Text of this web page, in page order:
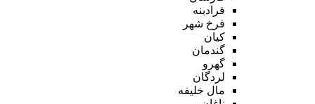
فرادبنه
فرخ شهر
کیان
گندمان
گهرو
لردگان
مال خلیفه